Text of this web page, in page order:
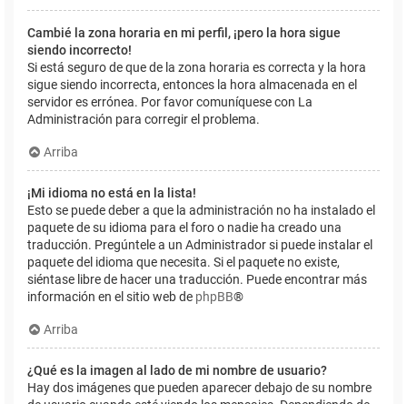
Cambié la zona horaria en mi perfil, ¡pero la hora sigue
siendo incorrecto!
Si está seguro de que de la zona horaria es correcta y la hora
sigue siendo incorrecta, entonces la hora almacenada en el
servidor es errónea. Por favor comuníquese con La
Administración para corregir el problema.
Arriba
¡Mi idioma no está en la lista!
Esto se puede deber a que la administración no ha instalado el
paquete de su idioma para el foro o nadie ha creado una
traducción. Pregúntele a un Administrador si puede instalar el
paquete del idioma que necesita. Si el paquete no existe,
siéntase libre de hacer una traducción. Puede encontrar más
información en el sitio web de phpBB®
Arriba
¿Qué es la imagen al lado de mi nombre de usuario?
Hay dos imágenes que pueden aparecer debajo de su nombre